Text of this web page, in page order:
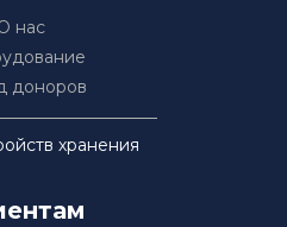
нас
доноров
хранения